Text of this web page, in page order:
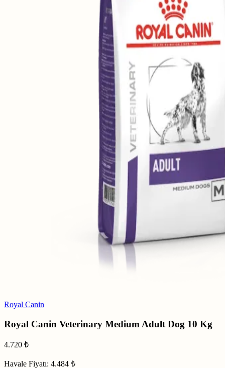
Royal Canin
Royal Canin Veterinary Medium Adult Dog 10 Kg
4.720 ₺
Havale Fiyatı: 4.484 ₺